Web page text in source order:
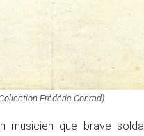
Frédéric Conrad)
musicien que brave